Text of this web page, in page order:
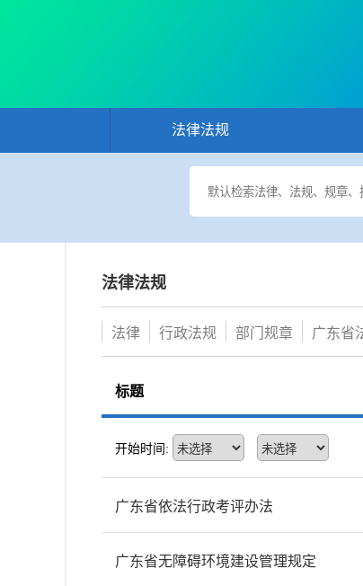
法律法规
法律法规
法律 行政法规 部门规章 广东省
标题
开始时间:
广东省依法行政考评办法
广东省无障碍环境建设管理规定